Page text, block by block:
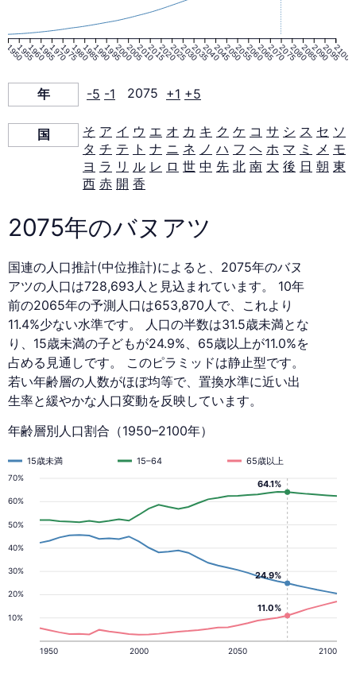
ッ
ド
2075
年
1950195519601965197019751980198519901995200020052010201520202025203020352040204520502055206020652070207520802085209020952100
年 -5 -1 2075 +1 +5
国 そ ア イ ウ エ オ カ キ ク ケ コ サ シ ス セ ソ
タ チ テ ト ナ ニ ネ ノ ハ フ ヘ ホ マ ミ メ モ
ヨ ラ リ ル レ ロ 世 中 先 北 南 大 後 日 朝 東
西 赤 開 香
2075年のバヌアツ
国連の人口推計(中位推計)によると、2075年のバヌ
アツの人口は728,693人と見込まれています。 10年
前の2065年の予測人口は653,870人で、これより
11.4%少ない水準です。 人口の半数は31.5歳未満とな
り、15歳未満の子どもが24.9%、65歳以上が11.0%を
占める見通しです。 このピラミッドは静止型です。
若い年齢層の人数がほぼ均等で、置換水準に近い出
生率と緩やかな人口変動を反映しています。
年齢層別人口割合（1950–2100年）
10%
20%
30%
40%
50%
60%
70%
1950 2000 2050 2100
15歳未満 15–64 65歳以上
24.9%
11.0%
64.1%